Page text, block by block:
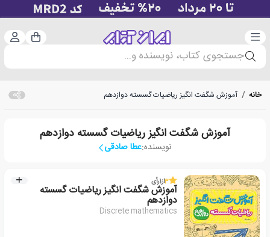
دسته‌بندی سبد
جستجوی کتاب، نویسنده و...
خانه / آموزش شگفت انگیز ریاضیات گسسته دوازدهم
آموزش شگفت انگیز ریاضیات گسسته دوازدهم
نویسنده:عطا صادقی
3از1رأی
آموزش شگفت انگیز ریاضیات گسسته
دوازدهم
Discrete mathematics